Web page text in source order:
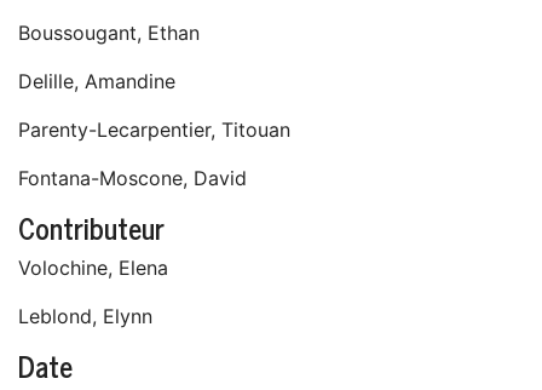
Boussougant, Ethan
Delille, Amandine
Parenty-Lecarpentier, Titouan
Fontana-Moscone, David
Contributeur
Volochine, Elena
Leblond, Elynn
Date